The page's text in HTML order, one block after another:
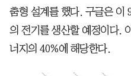
춤형 설계를 했다. 구글은 이
의 전기를 생산할 예정이다.
너지의 40%에 해당한다.